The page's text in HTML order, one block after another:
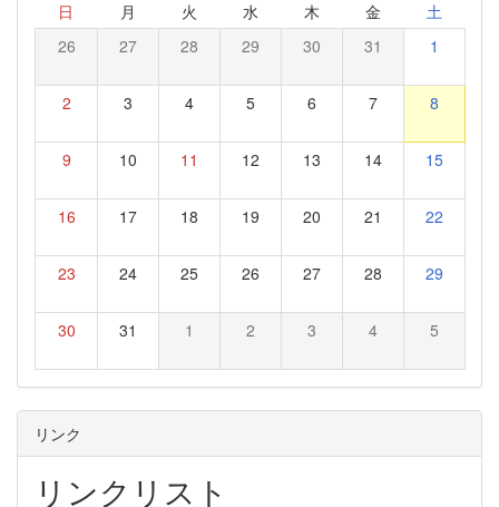
日 月 火 水 木 金 土
26 27 28 29 30 31 1
2 3 4 5 6 7 8
9 10 11 12 13 14 15
16 17 18 19 20 21 22
23 24 25 26 27 28 29
30 31 1 2 3 4 5
リンク
リンクリスト